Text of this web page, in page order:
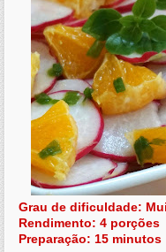
Grau de dificuldade:
Rendimento: 4 porções
Preparação: 15 minutos